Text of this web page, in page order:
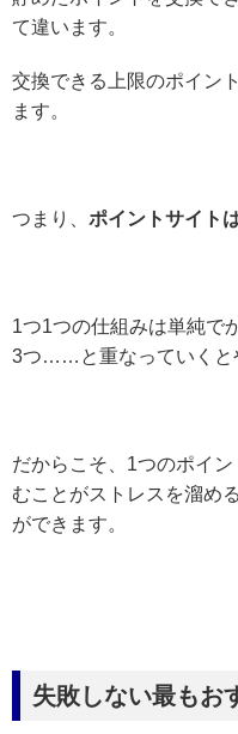
て違います。
交換できる上限のポイン
ます。
つまり、 ポイントサイト
1つ1つの仕組みは単純で
3つ……と重なっていくと
だからこそ、1つのポイ
むことがストレスを溜め
ができます。
失敗しない最もお